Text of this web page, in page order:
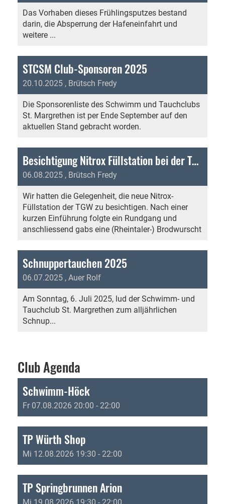
Das Vorhaben dieses Frühlingsputzes bestand
darin, die Absperrung der Hafeneinfahrt und
weitere ...
STCSM Club-Sponsoren 2025
20.10.2025 , Brütsch Fredy
Die Sponsorenliste des Schwimm und Tauchclubs
St. Margrethen ist per Ende September auf den
aktuellen Stand gebracht worden.
Besichtigung Nitrox Füllstation bei der Tauchgruppe Widnau
06.08.2025 , Brütsch Fredy
Wir hatten die Gelegenheit, die neue Nitrox-
Füllstation der TGW zu besichtigen. Nach einer
kurzen Einführung folgte ein Rundgang und
anschliessend gabs eine (Rheintaler-) Brodwurscht
Schnuppertauchen 2025
06.07.2025 , Auer Rolf
Am Sonntag, 6. Juli 2025, lud der Schwimm- und
Tauchclub St. Margrethen zum alljährlichen
Schnup...
Club Agenda
Schwimm-Höck
Fr 07.08.2026 20:00 - 22:00
TP Würth Shop
Mi 12.08.2026 19:30 - 22:00
TP Springbrunnen Arion